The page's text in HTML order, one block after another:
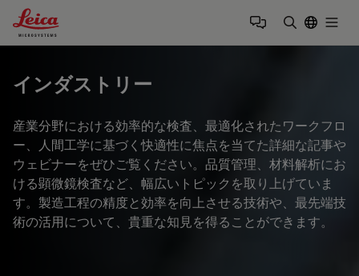
Leica Microsystems Logo
インダストリー
産業分野における効率的な検査、最適化されたワークフロ
ー、人間工学に基づく快適性に焦点を当てた詳細な記事や
ウェビナーをぜひご覧ください。品質管理、材料解析にお
ける顕微鏡検査など、幅広いトピックを取り上げていま
す。製造工程の精度と効率を向上させる技術や、最先端技
術の活用について、貴重な知見を得ることができます。